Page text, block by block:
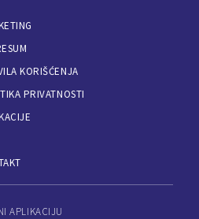
KORIŠĆENJA
PRIVATNOSTI
APLIKACIJU